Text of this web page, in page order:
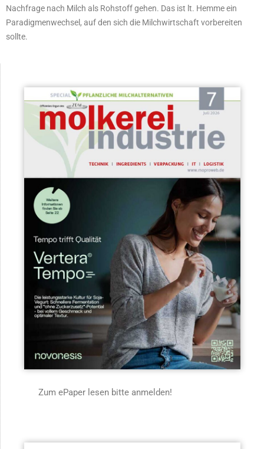
Nachfrage nach Milch als Rohstoff gehen. Das ist lt. Hemme ein
Paradigmenwechsel, auf den sich die Milchwirtschaft vorbereiten
sollte.
Zum ePaper lesen bitte anmelden!